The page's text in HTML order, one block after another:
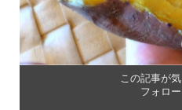
この記事が
フォロ